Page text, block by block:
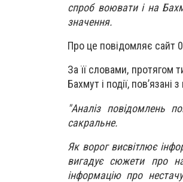
спроб воювати і на
значення.
Про це повідомляє сайт
За її словами, протягом
Бахмут і події, пов’язані
"Аналіз повідомлень
сакральне.
Як ворог висвітлює
вигадує сюжети про
інформацію про